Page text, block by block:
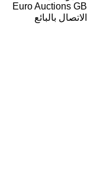
Euro Auctions GB
الاتصال بالبائع